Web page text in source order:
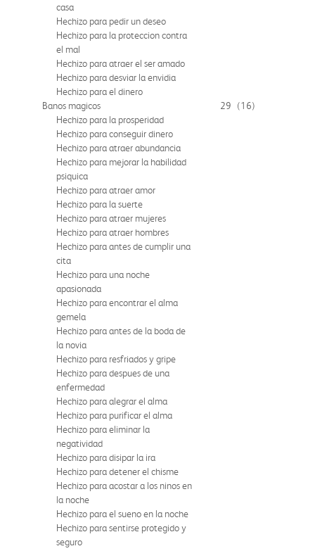
casa
Hechizo para pedir un deseo
Hechizo para la proteccion contra
el mal
Hechizo para atraer el ser amado
Hechizo para desviar la envidia
Hechizo para el dinero
Banos magicos
29
(16)
Hechizo para la prosperidad
Hechizo para conseguir dinero
Hechizo para atraer abundancia
Hechizo para mejorar la habilidad
psiquica
Hechizo para atraer amor
Hechizo para la suerte
Hechizo para atraer mujeres
Hechizo para atraer hombres
Hechizo para antes de cumplir una
cita
Hechizo para una noche
apasionada
Hechizo para encontrar el alma
gemela
Hechizo para antes de la boda de
la novia
Hechizo para resfriados y gripe
Hechizo para despues de una
enfermedad
Hechizo para alegrar el alma
Hechizo para purificar el alma
Hechizo para eliminar la
negatividad
Hechizo para disipar la ira
Hechizo para detener el chisme
Hechizo para acostar a los ninos en
la noche
Hechizo para el sueno en la noche
Hechizo para sentirse protegido y
seguro